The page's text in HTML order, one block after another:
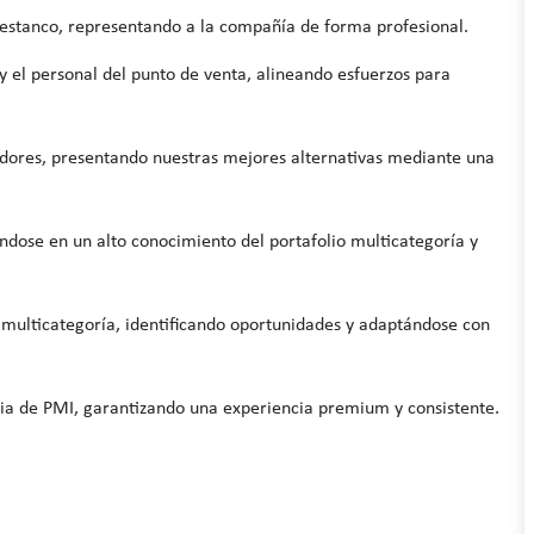
representando a la compañía de forma profesional.
personal del punto de venta, alineando esfuerzos para
presentando nuestras mejores alternativas mediante una
en un alto conocimiento del portafolio multicategoría y
identificando oportunidades y adaptándose con
de PMI, garantizando una experiencia premium y consistente.